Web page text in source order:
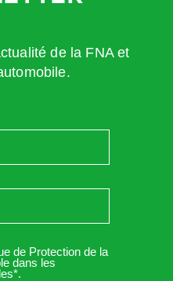
de la FNA et
de Protection de la
dans les
.